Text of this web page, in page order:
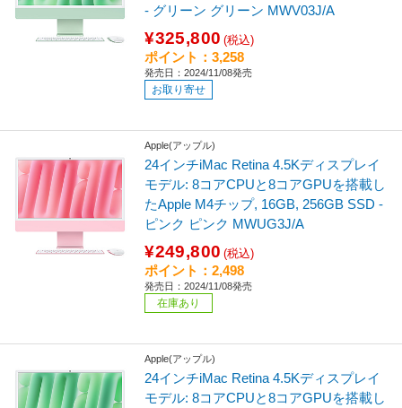
- グリーン グリーン MWV03J/A
¥325,800 (税込)
ポイント：3,258
発売日：2024/11/08発売
お取り寄せ
Apple(アップル)
24インチiMac Retina 4.5Kディスプレイ
モデル: 8コアCPUと8コアGPUを搭載し
たApple M4チップ, 16GB, 256GB SSD -
ピンク ピンク MWUG3J/A
¥249,800 (税込)
ポイント：2,498
発売日：2024/11/08発売
在庫あり
Apple(アップル)
24インチiMac Retina 4.5Kディスプレイ
モデル: 8コアCPUと8コアGPUを搭載し